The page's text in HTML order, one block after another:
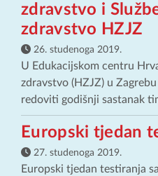
zdravstvo i
zdravstvo HZJZ
26. studenoga 2019.
U Edukacijskom centru
zdravstvo (HZJZ) u
redoviti godišnji sastanak
Europski tjedan
27. studenoga 2019.
Europski tjedan testiranja